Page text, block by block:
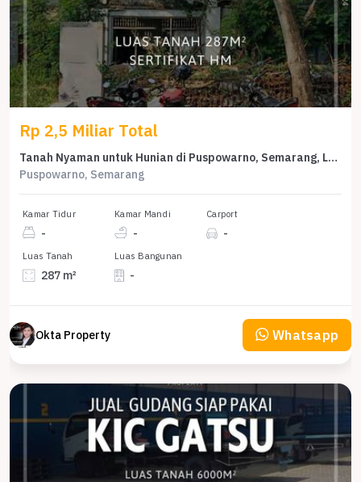
Rp 2,5 Miliar Total
Tanah Nyaman untuk Hunian di Puspowarno, Semarang, Luas 287m²
Puspowarno, Semarang
Kamar Tidur
-
Kamar Mandi
-
Carport
-
Luas Tanah
287 m²
Luas Bangunan
-
Okta Property Whatsapp